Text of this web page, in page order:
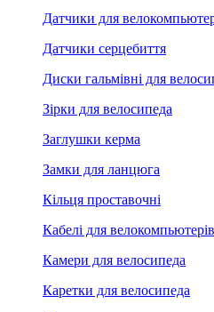
Датчики для
Датчики серцебиття
Диски гальмівні для
Зірки для велосипеда
Заглушки керма
Замки для ланцюга
Кільця проставочні
Кабелі для велокомпьютерів
Камери для велосипеда
Каретки для велосипеда